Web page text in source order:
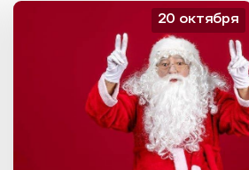
20 октября